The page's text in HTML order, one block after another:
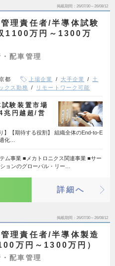
掲載期間 26/07/30～26/08/12
理責任者/半導体試験
1100万円～1300万
配車管理
都 上場企業 大手企業
土
クス勤務 リモートワーク可能
験装置市場
兆円越超/営
】【期待する役割】 組織全体のEnd-to-E
化…
ム事業 ■メカトロニクス関連事業 ■サー
ョンのグローバル・リー…
詳細へ
掲載期間 26/07/30～26/08/12
理責任者/半導体製造
万円～1300万円）
配車管理